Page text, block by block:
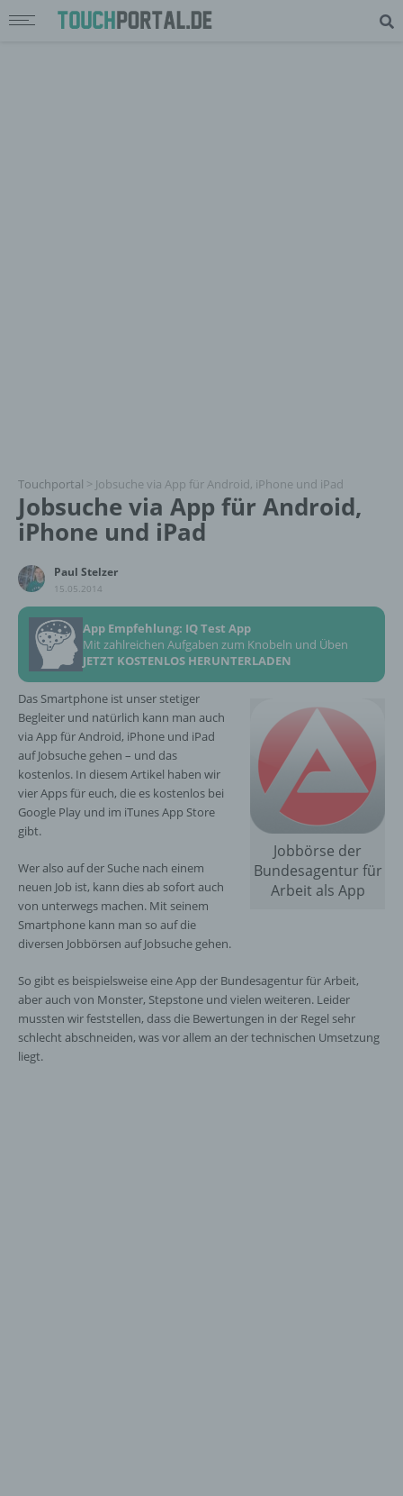
Touchportal > Jobsuche via App für Android, iPhone und iPad
Jobsuche via App für Android,
iPhone und iPad
Paul Stelzer
15.05.2014
App Empfehlung: IQ Test App
Mit zahlreichen Aufgaben zum Knobeln und Üben
JETZT KOSTENLOS HERUNTERLADEN
Jobbörse der
Bundesagentur für
Arbeit als App
Das Smartphone ist unser stetiger
Begleiter und natürlich kann man auch
via App für Android, iPhone und iPad
auf Jobsuche gehen – und das
kostenlos. In diesem Artikel haben wir
vier Apps für euch, die es kostenlos bei
Google Play und im iTunes App Store
gibt.
Wer also auf der Suche nach einem
neuen Job ist, kann dies ab sofort auch
von unterwegs machen. Mit seinem
Smartphone kann man so auf die
diversen Jobbörsen auf Jobsuche gehen.
So gibt es beispielsweise eine App der Bundesagentur für Arbeit,
aber auch von Monster, Stepstone und vielen weiteren. Leider
mussten wir feststellen, dass die Bewertungen in der Regel sehr
schlecht abschneiden, was vor allem an der technischen Umsetzung
liegt.